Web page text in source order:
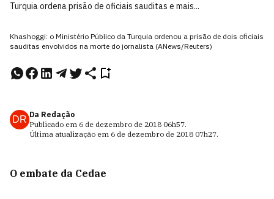
Turquia ordena prisão de oficiais sauditas e mais...
Khashoggi: o Ministério Público da Turquia ordenou a prisão de dois oficiais
sauditas envolvidos na morte do jornalista (ANews/Reuters)
DR Da Redação
Publicado em 6 de dezembro de 2018 06h57.
Última atualização em 6 de dezembro de 2018 07h27.
O embate da Cedae